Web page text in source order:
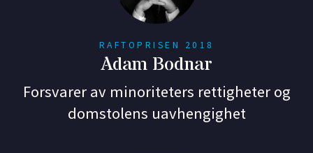
RAFTOPRISEN 2018
Adam Bodnar
Forsvarer av minoriteters rettigheter og
domstolens uavhengighet